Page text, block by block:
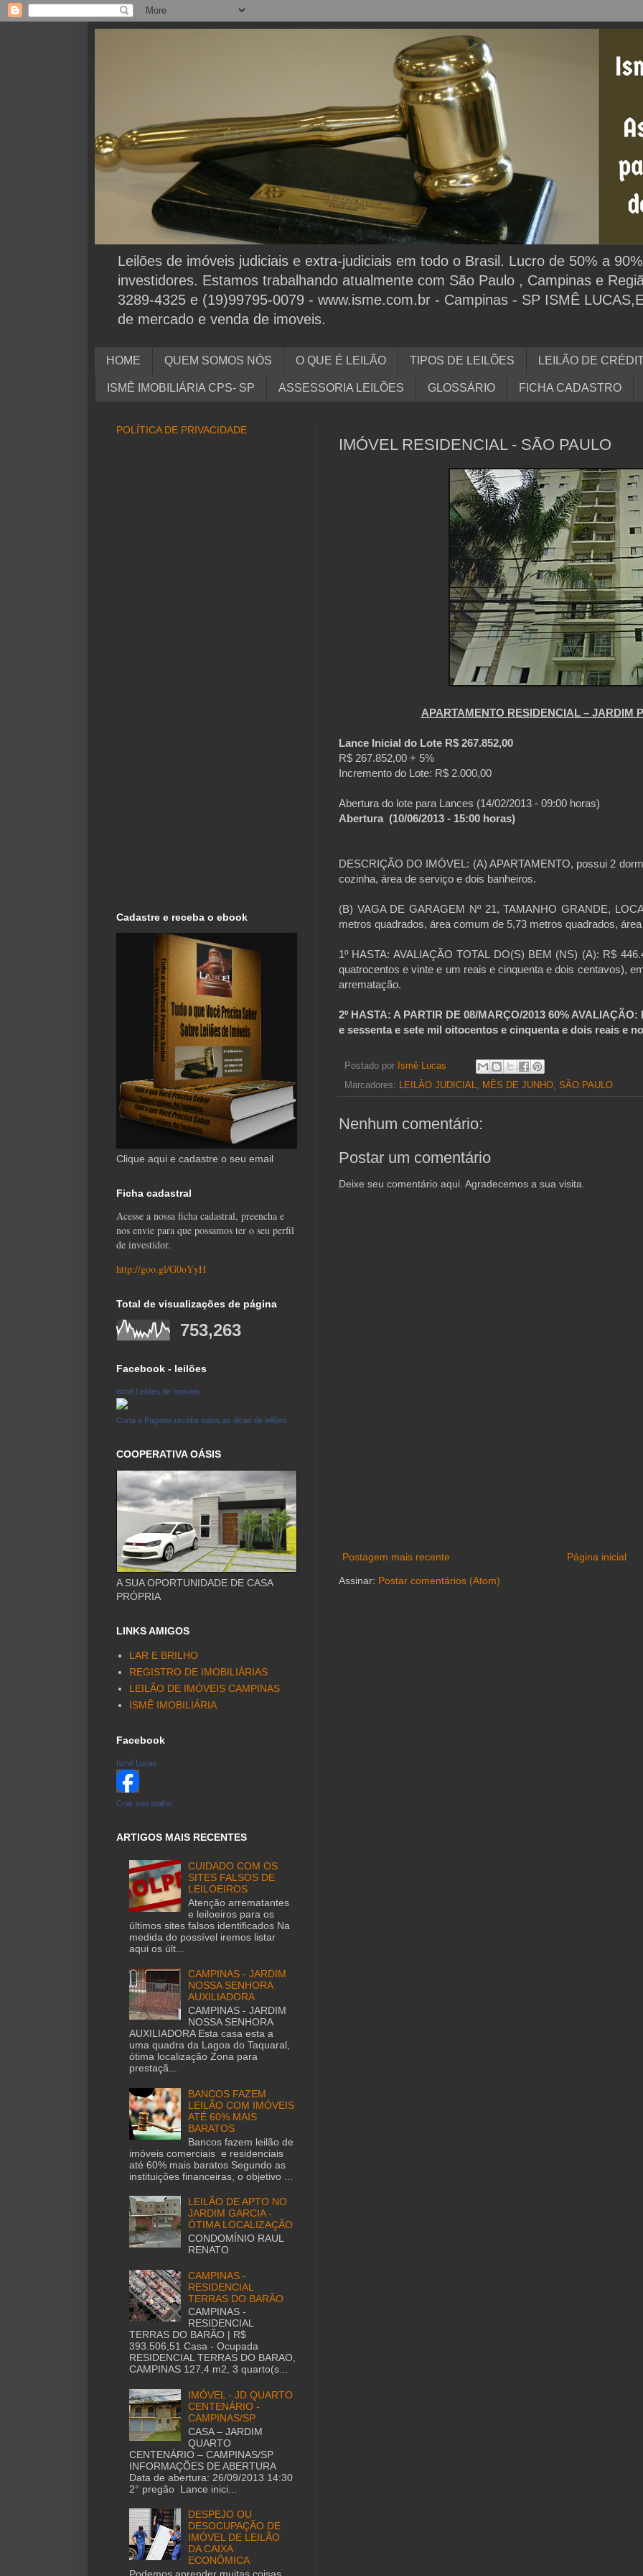
Leilões de imóveis judiciais e extra-judiciais em todo o Brasil. Lucro de 50% a
investidores. Estamos trabalhando atualmente com São Paulo , Campinas e
3289-4325 e (19)99795-0079 - www.isme.com.br - Campinas - SP ISMÊ
de mercado e venda de imoveis.
HOME QUEM SOMOS NÓS O QUE É LEILÃO TIPOS DE LEILÕES LEILÃO DE
ISMÊ IMOBILIÁRIA CPS- SP ASSESSORIA LEILÕES GLOSSÁRIO FICHA CADASTRO
IMÓVEL RESIDENCIAL - SÃO PAULO
APARTAMENTO RESIDENCIAL – JARDIM
Lance Inicial do Lote R$ 267.852,00
R$ 267.852,00 + 5%
Incremento do Lote: R$ 2.000,00
Abertura do lote para Lances (14/02/2013 - 09:00 horas)
Abertura (10/06/2013 - 15:00 horas)
DESCRIÇÃO DO IMÓVEL: (A) APARTAMENTO, possui 2
cozinha, área de serviço e dois banheiros.
(B) VAGA DE GARAGEM Nº 21, TAMANHO GRANDE,
metros quadrados, área comum de 5,73 metros quadrados,
1º HASTA: AVALIAÇÃO TOTAL DO(S) BEM (NS) (A): R$
quatrocentos e vinte e um reais e cinquenta e dois centavos),
arrematação.
2º HASTA: A PARTIR DE 08/MARÇO/2013 60%
e sessenta e sete mil oitocentos e cinquenta e dois reais e
Postado por Ismê Lucas
Marcadores: LEILÃO JUDICIAL, MÊS DE JUNHO, SÃO PAULO
Nenhum comentário:
Postar um comentário
Deixe seu comentário aqui. Agradecemos a sua visita.
Postagem mais recente Página inicial
Assinar: Postar comentários (Atom)
POLÍTICA DE PRIVACIDADE
Cadastre e receba o ebook
Clique aqui e cadastre o seu email
Ficha cadastral
Acesse a nossa ficha cadastral, preencha e
nos envie para que possamos ter o seu perfil
de investidor.
http://goo.gl/G0oYyH
Total de visualizações de página
753,263
Facebook - leilões
Ismê Leilões de Imóveis
Curta a Paginae receba todas as dicas de leilões
COOPERATIVA OÁSIS
A SUA OPORTUNIDADE DE CASA
PRÓPRIA
LINKS AMIGOS
LAR E BRILHO
REGISTRO DE IMOBILIÁRIAS
LEILÃO DE IMÓVEIS CAMPINAS
ISMÊ IMOBILIÁRIA
Facebook
Ismê Lucas
Criar seu atalho
ARTIGOS MAIS RECENTES
CUIDADO COM OS
SITES FALSOS DE
LEILOEIROS
Atenção arrematantes
e leiloeiros para os
últimos sites falsos identificados Na
medida do possível iremos listar
aqui os últ...
CAMPINAS - JARDIM
NOSSA SENHORA
AUXILIADORA
CAMPINAS - JARDIM
NOSSA SENHORA
AUXILIADORA Esta casa esta a
uma quadra da Lagoa do Taquaral,
ótima localização Zona para
prestaçã...
BANCOS FAZEM
LEILÃO COM IMÓVEIS
ATÉ 60% MAIS
BARATOS
Bancos fazem leilão de
imóveis comerciais e residenciais
até 60% mais baratos Segundo as
instituições financeiras, o objetivo ...
LEILÃO DE APTO NO
JARDIM GARCIA -
ÓTIMA LOCALIZAÇÃO
CONDOMÍNIO RAUL
RENATO
CAMPINAS -
RESIDENCIAL
TERRAS DO BARÃO
CAMPINAS -
RESIDENCIAL
TERRAS DO BARÃO | R$
393.506,51 Casa - Ocupada
RESIDENCIAL TERRAS DO BARAO,
CAMPINAS 127,4 m2, 3 quarto(s...
IMÓVEL - JD QUARTO
CENTENÁRIO -
CAMPINAS/SP
CASA – JARDIM
QUARTO
CENTENÁRIO – CAMPINAS/SP
INFORMAÇÕES DE ABERTURA
Data de abertura: 26/09/2013 14:30
2° pregão Lance inici...
DESPEJO OU
DESOCUPAÇÃO DE
IMÓVEL DE LEILÃO
DA CAIXA
ECONÔMICA